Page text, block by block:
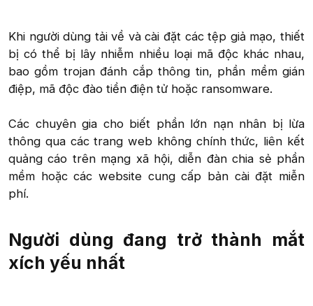
Khi người dùng tải về và cài đặt các tệp giả mạo, thiết
bị có thể bị lây nhiễm nhiều loại mã độc khác nhau,
bao gồm trojan đánh cắp thông tin, phần mềm gián
điệp, mã độc đào tiền điện tử hoặc ransomware.
Các chuyên gia cho biết phần lớn nạn nhân bị lừa
thông qua các trang web không chính thức, liên kết
quảng cáo trên mạng xã hội, diễn đàn chia sẻ phần
mềm hoặc các website cung cấp bản cài đặt miễn
phí.​
Người dùng đang trở thành mắt
xích yếu nhất​